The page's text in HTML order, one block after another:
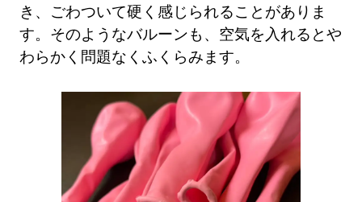
き、ごわついて硬く感じられることがありま
す。そのようなバルーンも、空気を入れるとや
わらかく問題なくふくらみます。